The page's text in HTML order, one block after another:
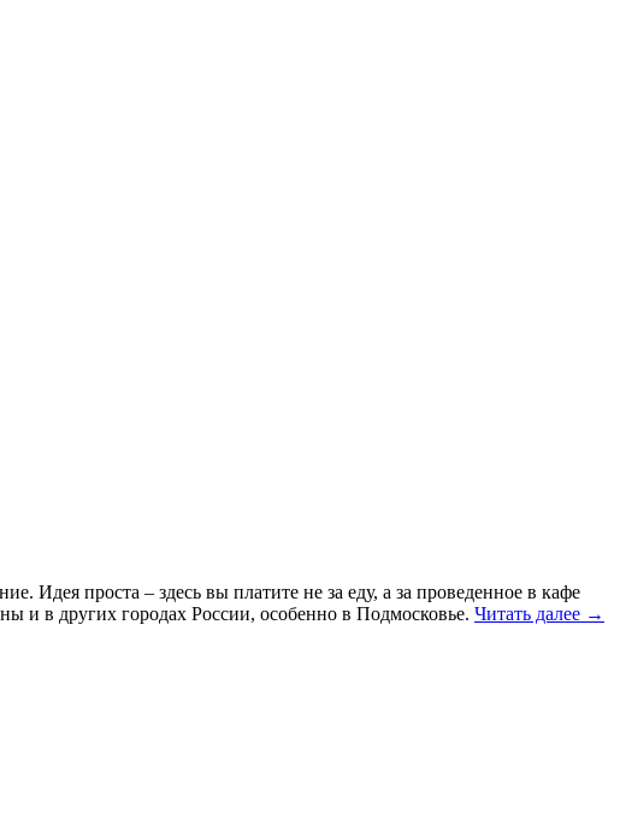
Идея проста – здесь вы платите не за еду, а за проведенное в кафе
и в других городах России, особенно в Подмосковье. Читать далее →